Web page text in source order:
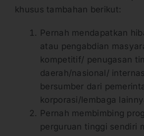
khusus tambahan berikut:
Pernah mendapatkan
atau pengabdian
kompetitif/ penugasan
daerah/nasional/
bersumber dari
korporasi/lembaga
Pernah membimbing
perguruan tinggi sendiri